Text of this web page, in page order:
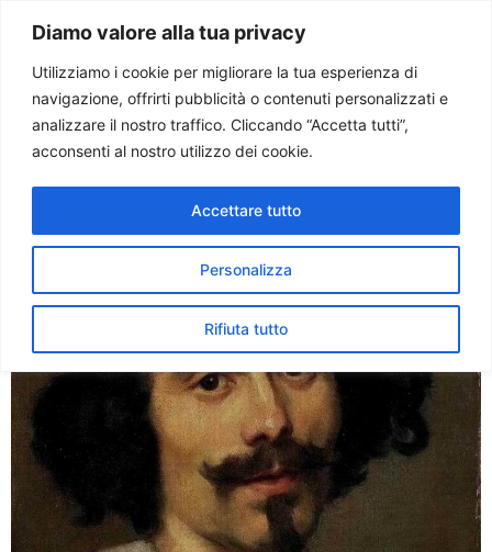
Diamo valore alla tua privacy
Utilizziamo i cookie per migliorare la tua esperienza di
navigazione, offrirti pubblicità o contenuti personalizzati e
analizzare il nostro traffico. Cliccando “Accetta tutti”,
acconsenti al nostro utilizzo dei cookie.
Personalizza
Rifiuta tutto
Accettare tutto
Paolo Ondarza
Tag:Seicento
Le pitture di Bernini tornano
a Roma